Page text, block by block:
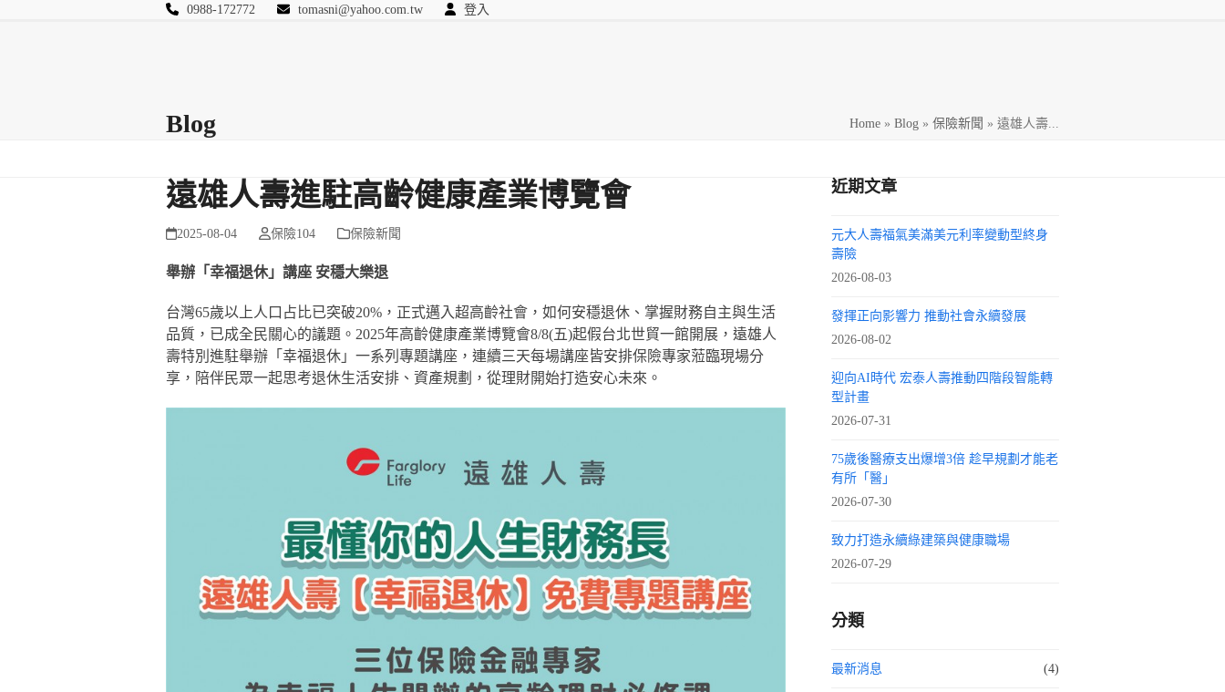
0988-172772 tomasni@yahoo.com.tw 登入
Blog Home » Blog » 保險新聞 » 遠雄人壽...
遠雄人壽進駐高齡健康產業博覽會
2025-08-04 保險104 保險新聞
舉辦「幸福退休」講座 安穩大樂退
台灣65歲以上人口占比已突破20%，正式邁入超高齡社會，如何安穩退休、掌握財務自主與生活
品質，已成全民關心的議題。2025年高齡健康產業博覽會8/8(五)起假台北世貿一館開展，遠雄人
壽特別進駐舉辦「幸福退休」一系列專題講座，連續三天每場講座皆安排保險專家蒞臨現場分
享，陪伴民眾一起思考退休生活安排、資產規劃，從理財開始打造安心未來。
近期文章
元大人壽福氣美滿美元利率變動型終身
壽險
2026-08-03
發揮正向影響力 推動社會永續發展
2026-08-02
迎向AI時代 宏泰人壽推動四階段智能轉
型計畫
2026-07-31
75歲後醫療支出爆增3倍 趁早規劃才能老
有所「醫」
2026-07-30
致力打造永續綠建築與健康職場
2026-07-29
分類
最新消息 (4)